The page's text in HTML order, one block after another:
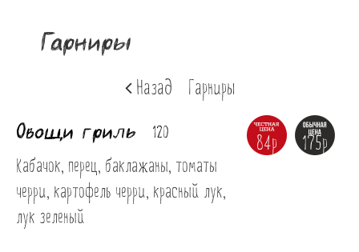
Акции
Наши заведения
Вакансии
Банкеты
Гарниры
Назад Гарниры
175р
84р
Овощи гриль 120
Кабачок, перец, баклажаны, томаты
черри, картофель черри, красный лук,
лук зеленый